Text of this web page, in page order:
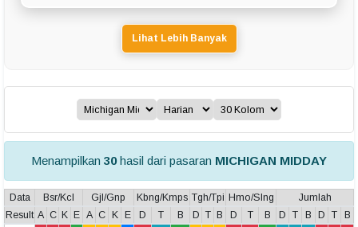
Lihat Lebih Banyak
Menampilkan 30hasil dari pasaran MICHIGAN MIDDAY
Data Bsr/Kcl Gjl/Gnp Kbng/Kmps Tgh/Tpi Hmo/Slng
Jumlah
Result A C K E A C K E D T B D T B D T B D T B D T
B